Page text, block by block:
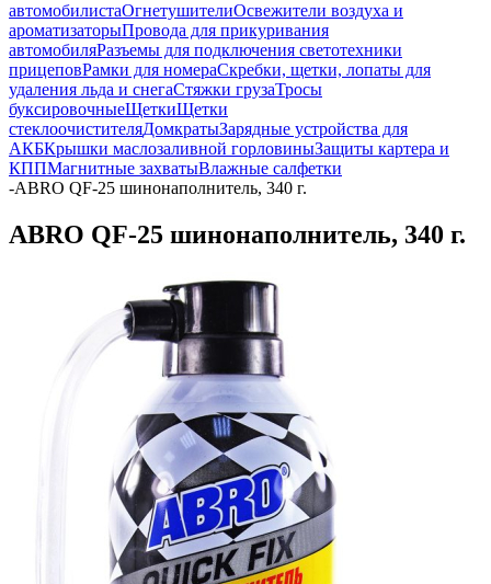
автомобилистаОгнетушителиОсвежители воздуха и
ароматизаторыПровода для прикуривания
автомобиляРазъемы для подключения светотехники
прицеповРамки для номераСкребки, щетки, лопаты для
удаления льда и снегаСтяжки грузаТросы
буксировочныеЩеткиЩетки
стеклоочистителяДомкратыЗарядные устройства для
АКБКрышки маслозаливной горловиныЗащиты картера и
КППМагнитные захватыВлажные салфетки
-ABRO QF-25 шинонаполнитель, 340 г.
ABRO QF-25 шинонаполнитель, 340 г.